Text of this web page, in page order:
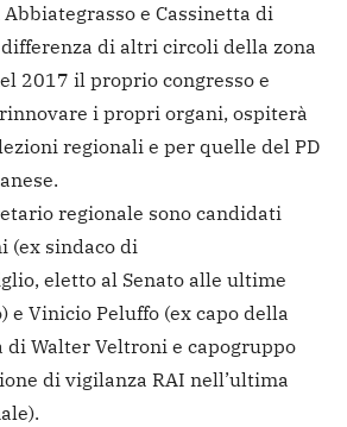
e Cassinetta di
differenza di altri circoli della zona
2017 il proprio congresso e
i propri organi, ospiterà
regionali e per quelle del PD
regionale sono candidati
(ex sindaco di
eletto al Senato alle ultime
e Vinicio Peluffo (ex capo della
Walter Veltroni e capogruppo
di vigilanza RAI nell’ultima